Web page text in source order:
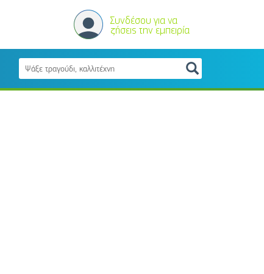
Συνδέσου για να
ζήσεις την εμπειρία